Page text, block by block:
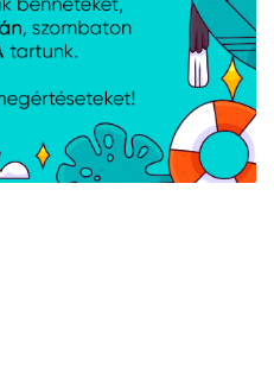
neo 55q G6 + TIO24